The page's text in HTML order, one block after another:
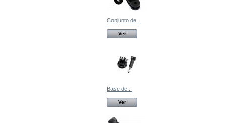
Conjunto de...
Ver
Base de...
Ver